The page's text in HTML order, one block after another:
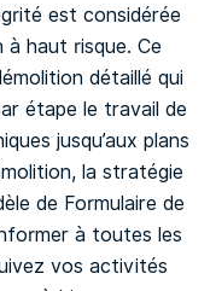
est considérée
haut risque. Ce
détaillé qui
étape le travail de
jusqu’aux plans
la stratégie
de Formulaire de
à toutes les
vos activités